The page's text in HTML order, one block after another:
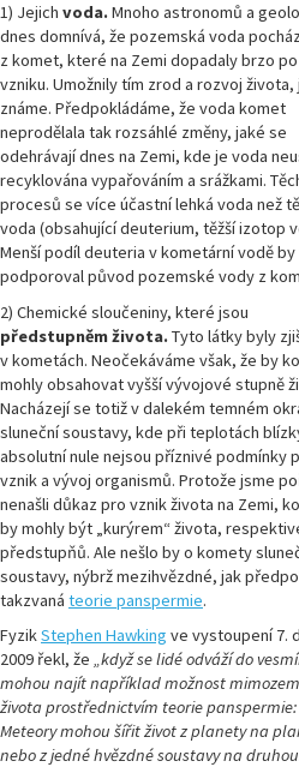
1) Jejich voda.Mnoho astronomů a
dnes domnívá, že pozemská voda
z komet, které na Zemi dopadaly brzo
vzniku. Umožnily tím zrod a rozvoj života,
známe. Předpokládáme, že voda komet
neprodělala tak rozsáhlé změny, jaké se
odehrávají dnes na Zemi, kde je voda
recyklována vypařováním a srážkami.
procesů se více účastní lehká voda než
voda (obsahující deuterium, těžší izotop
Menší podíl deuteria v kometární vodě
podporoval původ pozemské vody z
2) Chemické sloučeniny, které jsou
předstupněm života.Tyto látkybyly
v kometách. Neočekáváme však, že by
mohly obsahovat vyšší vývojové stupně
Nacházejí se totiž v dalekém temném
sluneční soustavy, kde při teplotách
absolutní nule nejsou příznivé podmínky
vznik a vývoj organismů. Protože jsme
nenašli důkaz pro vznik života na Zemi,
by mohly být „kurýrem“ života,
předstupňů. Ale nešlo by o komety
soustavy, nýbrž mezihvězdné, jak
takzvaná teorie panspermie.
FyzikStephen Hawking ve vystoupení 7.
2009 řekl, že „když se lidé odváží do
mohou najít například možnost
života prostřednictvím teorie panspermie:
Meteory mohou šířit život z planety na
nebo z jedné hvězdné soustavy na